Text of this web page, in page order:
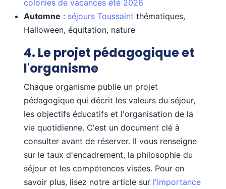
colonies de vacances été 2026
Automne : séjours Toussaint thématiques,
Halloween, équitation, nature
4. Le projet pédagogique et
l'organisme
Chaque organisme publie un projet
pédagogique qui décrit les valeurs du séjour,
les objectifs éducatifs et l'organisation de la
vie quotidienne. C'est un document clé à
consulter avant de réserver. Il vous renseigne
sur le taux d'encadrement, la philosophie du
séjour et les compétences visées. Pour en
savoir plus, lisez notre article sur l'importance